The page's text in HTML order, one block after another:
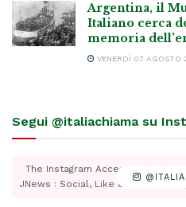
Argentina, il
Italiano cerca
memoria
VENERDÌ 07 AGOSTO
Segui @italiachiama su
The Instagram Access Token is
JNews : Social, Like & View >